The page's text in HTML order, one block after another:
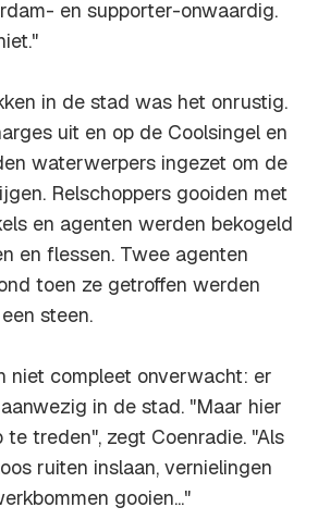
en supporter-onwaardig.
in de stad was het onrustig.
uit en op de Coolsingel en
waterwerpers ingezet om de
Relschoppers gooiden met
en agenten werden bekogeld
en flessen. Twee agenten
toen ze getroffen werden
steen.
niet compleet onverwacht: er
in de stad. "Maar hier
treden", zegt Coenradie. "Als
ruiten inslaan, vernielingen
gooien..."